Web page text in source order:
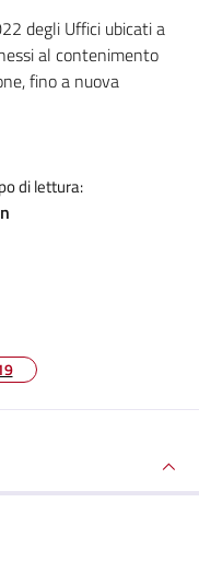
degli Uffici ubicati a
al contenimento
fino a nuova
di lettura: